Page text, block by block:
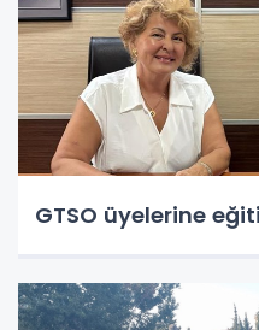
GTSO üyelerine